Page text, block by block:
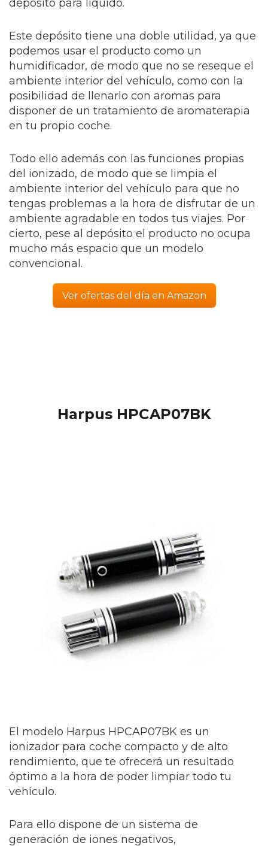
depósito para líquido.
Este depósito tiene una doble utilidad, ya que
podemos usar el producto como un
humidificador, de modo que no se reseque el
ambiente interior del vehículo, como con la
posibilidad de llenarlo con aromas para
disponer de un tratamiento de aromaterapia
en tu propio coche.
Todo ello además con las funciones propias
del ionizado, de modo que se limpia el
ambiente interior del vehículo para que no
tengas problemas a la hora de disfrutar de un
ambiente agradable en todos tus viajes. Por
cierto, pese al depósito el producto no ocupa
mucho más espacio que un modelo
convencional.
Ver ofertas del día en Amazon
Harpus HPCAP07BK
El modelo Harpus HPCAP07BK es un
ionizador para coche compacto y de alto
rendimiento, que te ofrecerá un resultado
óptimo a la hora de poder limpiar todo tu
vehículo.
Para ello dispone de un sistema de
generación de iones negativos,